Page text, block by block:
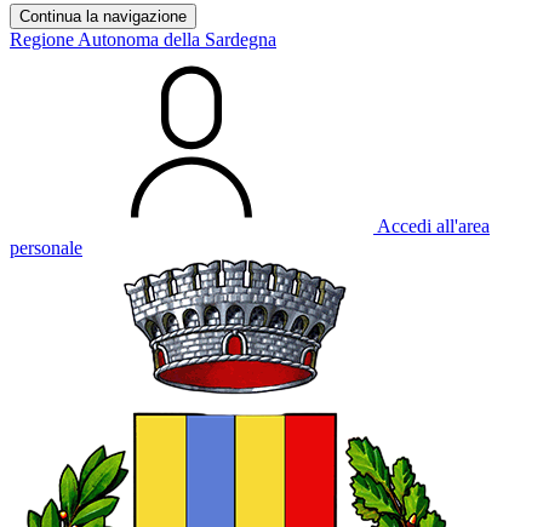
Continua la navigazione
Regione Autonoma della Sardegna
Accedi all'area
personale